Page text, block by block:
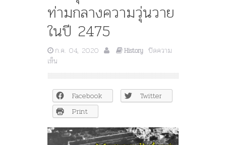
ท่ามกลางความวุ่นวาย
ในปี 2475
ก.ค. 04, 2020 History ปิดความ
เห็น
ประวัติศาสตร์
โรงเรียน
สวน
กุหลาบ
วิทยาลัย
ท่ามกลาง
ความ
วุ่นวาย
Facebook
Twitter
Print